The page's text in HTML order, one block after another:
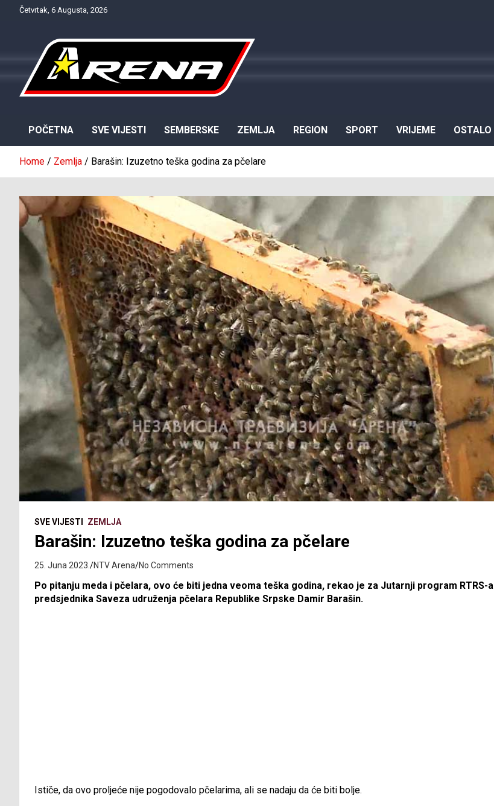
Četvrtak, 6 Augusta, 2026
POČETNA SVE VIJESTI SEMBERSKE ZEMLJA REGION SPORT VRIJEME OSTALO
Home Zemlja Barašin: Izuzetno teška godina za pčelare
SVE VIJESTI ZEMLJA
Barašin: Izuzetno teška godina za pčelare
25. Juna 2023. NTV Arena No Comments
Po pitanju meda i pčelara, ovo će biti jedna veoma teška godina, rekao je za Јutarnji program RTRS-a
predsjednika Saveza udruženja pčelara Republike Srpske Damir Barašin.
Ističe, da ovo proljeće nije pogodovalo pčelarima, ali se nadaju da će biti bolje.